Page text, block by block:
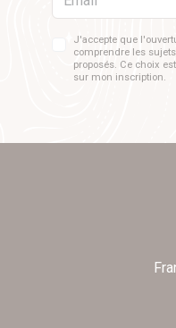
J'accepte que
comprendre les
proposés. Ce choix
sur mon inscription.